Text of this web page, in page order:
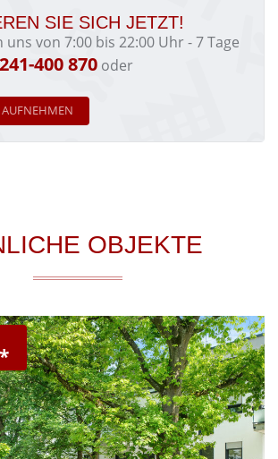
SIE SICH JETZT!
uns von 7:00 bis 22:00 Uhr - 7 Tage
400 870 oder
OBJEKTE
*